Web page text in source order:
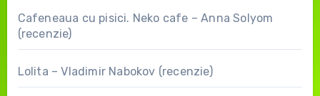
Cafeneaua cu pisici. Neko cafe – Anna Solyom
(recenzie)
Lolita – Vladimir Nabokov (recenzie)